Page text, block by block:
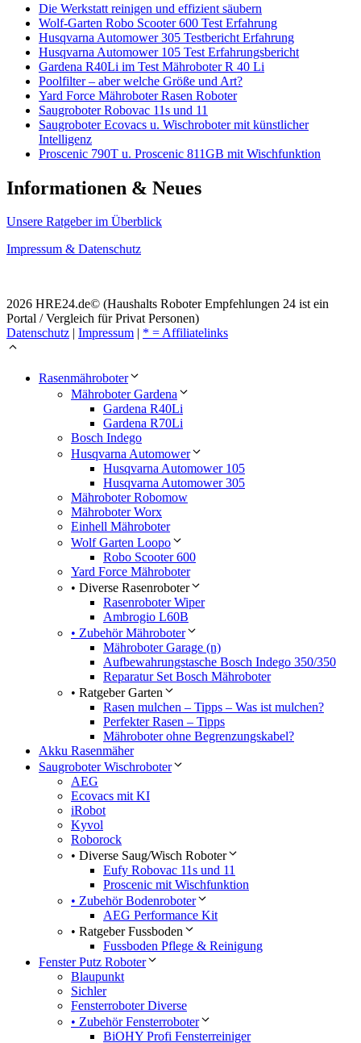
Die Werkstatt reinigen und effizient säubern
Wolf-Garten Robo Scooter 600 Test Erfahrung
Husqvarna Automower 305 Testbericht Erfahrung
Husqvarna Automower 105 Test Erfahrungsbericht
Gardena R40Li im Test Mähroboter R 40 Li
Poolfilter – aber welche Größe und Art?
Yard Force Mähroboter Rasen Roboter
Saugroboter Robovac 11s und 11
Saugroboter Ecovacs u. Wischroboter mit künstlicher
Intelligenz
Proscenic 790T u. Proscenic 811GB mit Wischfunktion
Informationen & Neues
Unsere Ratgeber im Überblick
Impressum & Datenschutz
2026 HRE24.de© (Haushalts Roboter Empfehlungen 24 ist ein
Portal / Vergleich für Privat Personen)
Datenschutz | Impressum | * = Affiliatelinks
Rasenmähroboter
Mähroboter Gardena
Gardena R40Li
Gardena R70Li
Bosch Indego
Husqvarna Automower
Husqvarna Automower 105
Husqvarna Automower 305
Mähroboter Robomow
Mähroboter Worx
Einhell Mähroboter
Wolf Garten Loopo
Robo Scooter 600
Yard Force Mähroboter
• Diverse Rasenroboter
Rasenroboter Wiper
Ambrogio L60B
• Zubehör Mähroboter
Mähroboter Garage (n)
Aufbewahrungstasche Bosch Indego 350/350
Reparatur Set Bosch Mähroboter
• Ratgeber Garten
Rasen mulchen – Tipps – Was ist mulchen?
Perfekter Rasen – Tipps
Mähroboter ohne Begrenzungskabel?
Akku Rasenmäher
Saugroboter Wischroboter
AEG
Ecovacs mit KI
iRobot
Kyvol
Roborock
• Diverse Saug/Wisch Roboter
Eufy Robovac 11s und 11
Proscenic mit Wischfunktion
• Zubehör Bodenroboter
AEG Performance Kit
• Ratgeber Fussboden
Fussboden Pflege & Reinigung
Fenster Putz Roboter
Blaupunkt
Sichler
Fensterroboter Diverse
• Zubehör Fensterroboter
BiOHY Profi Fensterreiniger